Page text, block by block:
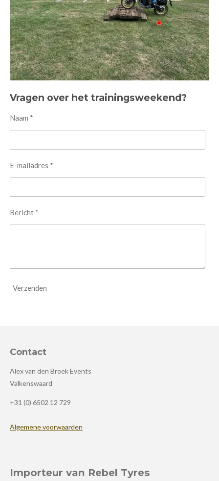
Vragen over het trainingsweekend?
Naam *
E-mailadres *
Bericht *
Verzenden
Contact
Alex van den Broek Events
Valkenswaard
+31 (0) 6502 12 729
Algemene voorwaarden
Importeur van Rebel Tyres